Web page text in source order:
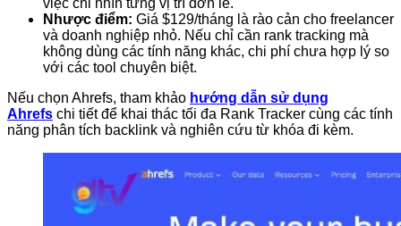
Nhược điểm: Giá $129/tháng là rào cản cho freelancer
và doanh nghiệp nhỏ. Nếu chỉ cần rank tracking mà
không dùng các tính năng khác, chi phí chưa hợp lý so
với các tool chuyên biệt.
Nếu chọn Ahrefs, tham khảo hướng dẫn sử dụng
Ahrefs chi tiết để khai thác tối đa Rank Tracker cùng các tính
năng phân tích backlink và nghiên cứu từ khóa đi kèm.